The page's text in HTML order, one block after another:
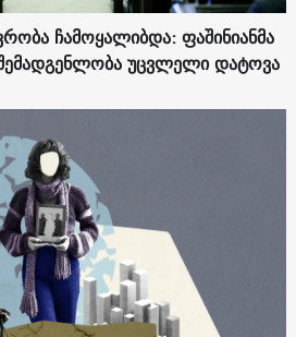
ჩამოყალიბდა: ფაშინიანმა
უცვლელი დატოვა